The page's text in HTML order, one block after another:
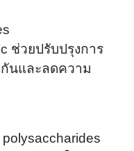
ช่วยปรับปรุงการ
นและลดความ